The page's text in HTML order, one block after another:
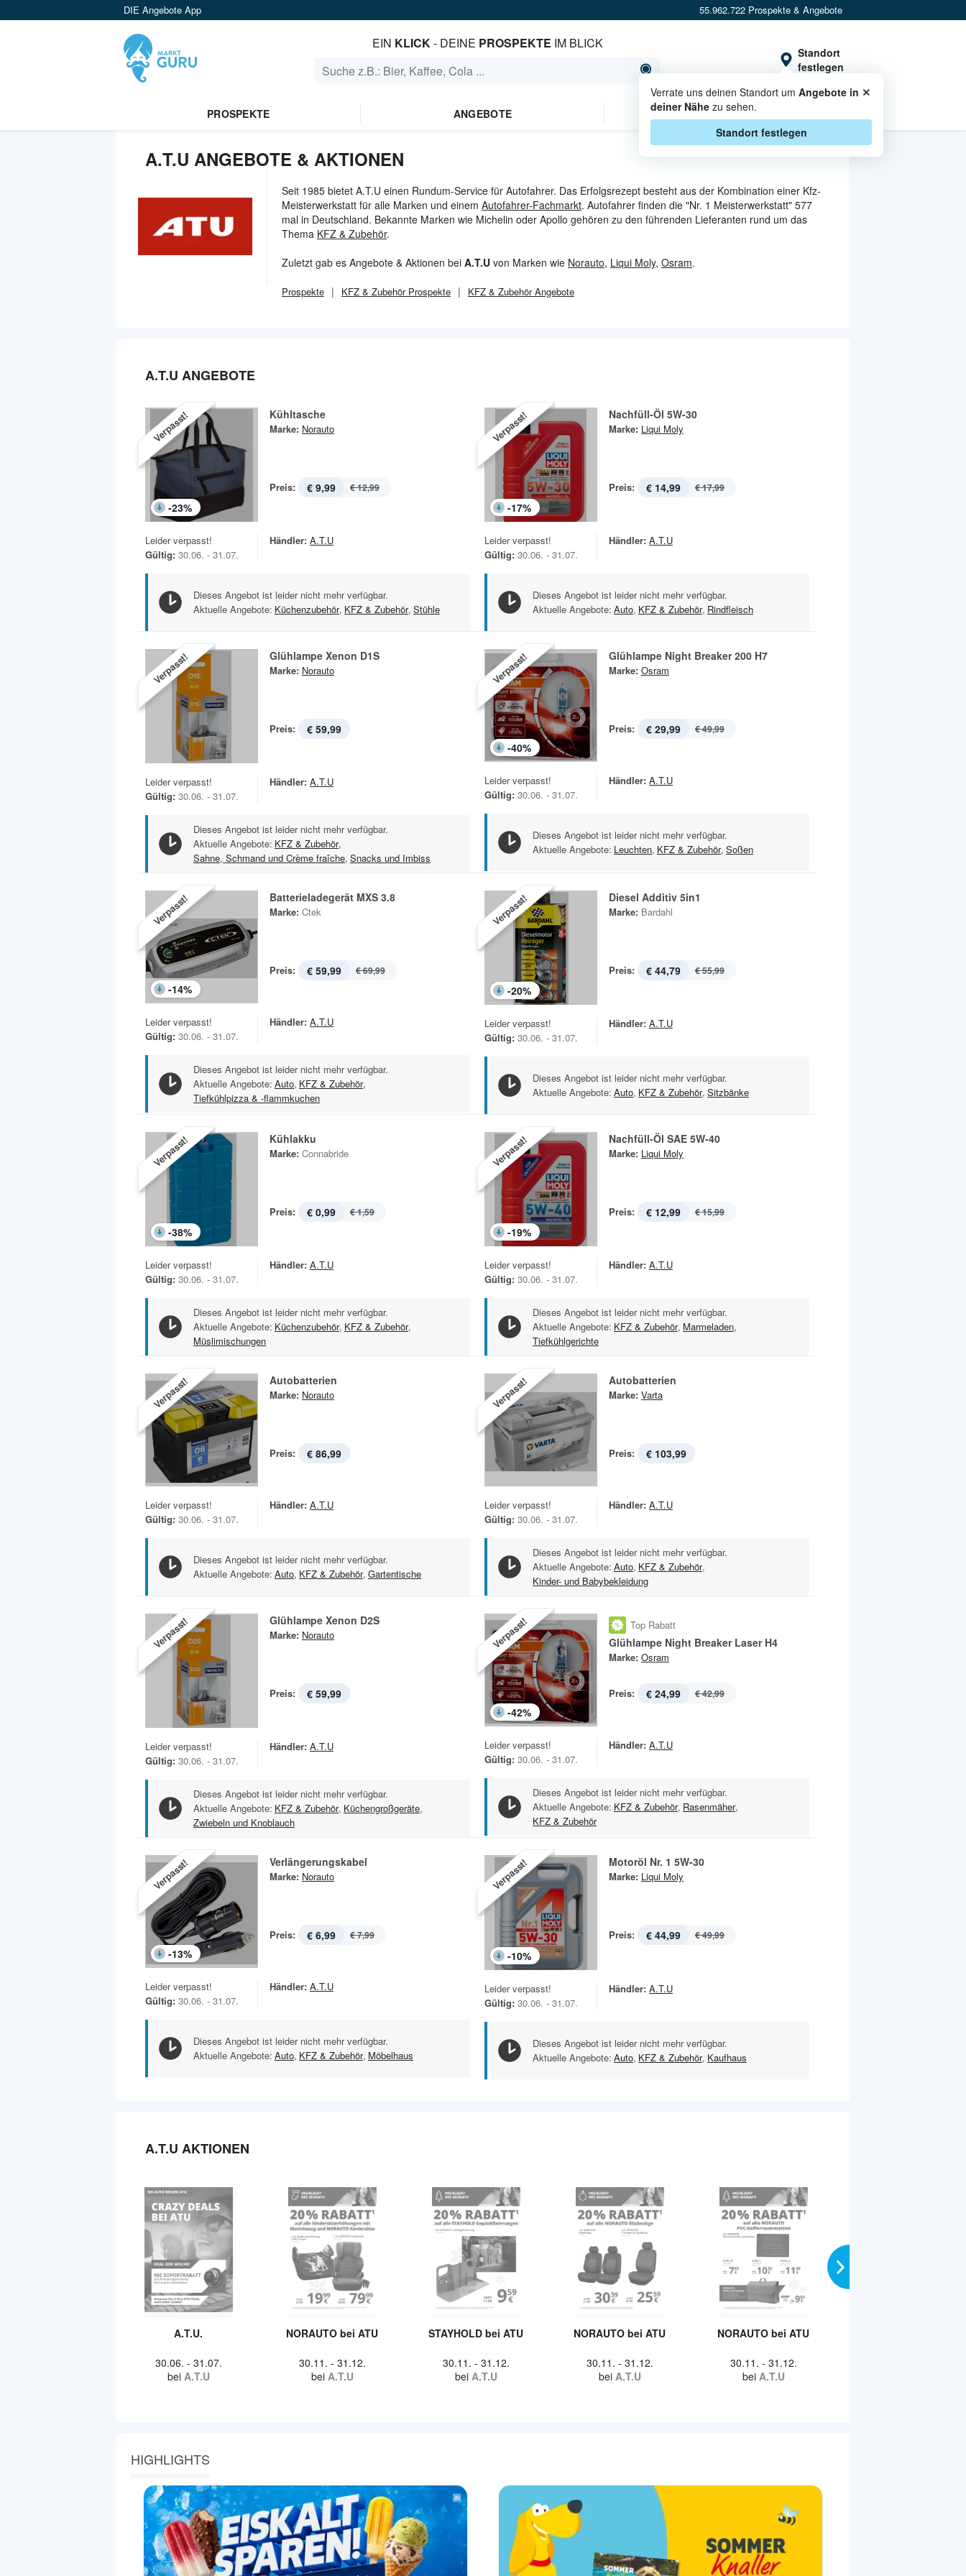
DIE Angebote App 55.962.722 Prospekte & Angebote
EIN KLICK- DEINE PROSPEKTE IM BLICK
Standort
festlegen
Verrate uns deinen Standort umAngebote in
deiner Nähe zu sehen.
Standort festlegen
×
PROSPEKTE ANGEBOTE CASHBACK
A.T.U ANGEBOTE & AKTIONEN
Seit 1985 bietet A.T.U einen Rundum-Service für Autofahrer. Das Erfolgsrezept besteht aus der Kombination einer Kfz-
Meisterwerkstatt für alle Marken und einem Autofahrer-Fachmarkt. Autofahrer finden die "Nr. 1 Meisterwerkstatt" 577
mal in Deutschland. Bekannte Marken wie Michelin oder Apollo gehören zu den führenden Lieferanten rund um das
Thema KFZ & Zubehör.
Zuletzt gab es Angebote & Aktionen bei A.T.U von Marken wie Norauto, Liqui Moly, Osram.
Prospekte KFZ & ZubehörProspekte KFZ & ZubehörAngebote
A.T.U ANGEBOTE
Verpasst!
-23%
Kühltasche
Marke: Norauto
Preis: € 9,99 € 12,99
Leider verpasst!
Gültig: 30.06. - 31.07.
Händler: A.T.U
Dieses Angebot ist leider nicht mehr verfügbar.
Aktuelle Angebote: Küchenzubehör, KFZ & Zubehör, Stühle
Verpasst!
-17%
Nachfüll-Öl 5W-30
Marke: Liqui Moly
Preis: € 14,99 € 17,99
Leider verpasst!
Gültig: 30.06. - 31.07.
Händler: A.T.U
Dieses Angebot ist leider nicht mehr verfügbar.
Aktuelle Angebote: Auto, KFZ & Zubehör, Rindfleisch
Verpasst! Glühlampe Xenon D1S
Marke: Norauto
Preis: € 59,99
Leider verpasst!
Gültig: 30.06. - 31.07.
Händler: A.T.U
Dieses Angebot ist leider nicht mehr verfügbar.
Aktuelle Angebote: KFZ & Zubehör,
Sahne, Schmand und Crème fraîche, Snacks und Imbiss
Verpasst!
-40%
Glühlampe Night Breaker 200 H7
Marke: Osram
Preis: € 29,99 € 49,99
Leider verpasst!
Gültig: 30.06. - 31.07.
Händler: A.T.U
Dieses Angebot ist leider nicht mehr verfügbar.
Aktuelle Angebote: Leuchten, KFZ & Zubehör, Soßen
Verpasst!
-14%
Batterieladegerät MXS 3.8
Marke: Ctek
Preis: € 59,99 € 69,99
Leider verpasst!
Gültig: 30.06. - 31.07.
Händler: A.T.U
Dieses Angebot ist leider nicht mehr verfügbar.
Aktuelle Angebote: Auto, KFZ & Zubehör,
Tiefkühlpizza & -flammkuchen
Verpasst!
-20%
Diesel Additiv 5in1
Marke: Bardahl
Preis: € 44,79 € 55,99
Leider verpasst!
Gültig: 30.06. - 31.07.
Händler: A.T.U
Dieses Angebot ist leider nicht mehr verfügbar.
Aktuelle Angebote: Auto, KFZ & Zubehör, Sitzbänke
Verpasst!
-38%
Kühlakku
Marke: Connabride
Preis: € 0,99 € 1,59
Leider verpasst!
Gültig: 30.06. - 31.07.
Händler: A.T.U
Dieses Angebot ist leider nicht mehr verfügbar.
Aktuelle Angebote: Küchenzubehör, KFZ & Zubehör,
Müslimischungen
Verpasst!
-19%
Nachfüll-Öl SAE 5W-40
Marke: Liqui Moly
Preis: € 12,99 € 15,99
Leider verpasst!
Gültig: 30.06. - 31.07.
Händler: A.T.U
Dieses Angebot ist leider nicht mehr verfügbar.
Aktuelle Angebote: KFZ & Zubehör, Marmeladen,
Tiefkühlgerichte
Verpasst! Autobatterien
Marke: Norauto
Preis: € 86,99
Leider verpasst!
Gültig: 30.06. - 31.07.
Händler: A.T.U
Dieses Angebot ist leider nicht mehr verfügbar.
Aktuelle Angebote: Auto, KFZ & Zubehör, Gartentische
Verpasst! Autobatterien
Marke: Varta
Preis: € 103,99
Leider verpasst!
Gültig: 30.06. - 31.07.
Händler: A.T.U
Dieses Angebot ist leider nicht mehr verfügbar.
Aktuelle Angebote: Auto, KFZ & Zubehör,
Kinder- und Babybekleidung
Verpasst! Glühlampe Xenon D2S
Marke: Norauto
Preis: € 59,99
Leider verpasst!
Gültig: 30.06. - 31.07.
Händler: A.T.U
Dieses Angebot ist leider nicht mehr verfügbar.
Aktuelle Angebote: KFZ & Zubehör, Küchengroßgeräte,
Zwiebeln und Knoblauch
Verpasst!
-42%
Top Rabatt
Glühlampe Night Breaker Laser H4
Marke: Osram
Preis: € 24,99 € 42,99
Leider verpasst!
Gültig: 30.06. - 31.07.
Händler: A.T.U
Dieses Angebot ist leider nicht mehr verfügbar.
Aktuelle Angebote: KFZ & Zubehör, Rasenmäher,
KFZ & Zubehör
Verpasst!
-13%
Verlängerungskabel
Marke: Norauto
Preis: € 6,99 € 7,99
Leider verpasst!
Gültig: 30.06. - 31.07.
Händler: A.T.U
Dieses Angebot ist leider nicht mehr verfügbar.
Aktuelle Angebote: Auto, KFZ & Zubehör, Möbelhaus
Verpasst!
-10%
Motoröl Nr. 1 5W-30
Marke: Liqui Moly
Preis: € 44,99 € 49,99
Leider verpasst!
Gültig: 30.06. - 31.07.
Händler: A.T.U
Dieses Angebot ist leider nicht mehr verfügbar.
Aktuelle Angebote: Auto, KFZ & Zubehör, Kaufhaus
A.T.U AKTIONEN
A.T.U.
30.06. - 31.07.
bei A.T.U
NORAUTO bei ATU
30.11. - 31.12.
bei A.T.U
STAYHOLD bei ATU
30.11. - 31.12.
bei A.T.U
NORAUTO bei ATU
30.11. - 31.12.
bei A.T.U
NORAUTO bei ATU
30.11. - 31.12.
bei A.T.U
HIGHLIGHTS